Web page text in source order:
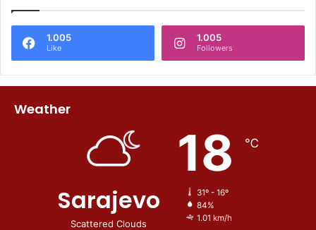
1.005
Like
1.005
Followers
Weather
Sarajevo
Scattered Clouds
18 ℃
31º - 16º
84%
1.01 km/h